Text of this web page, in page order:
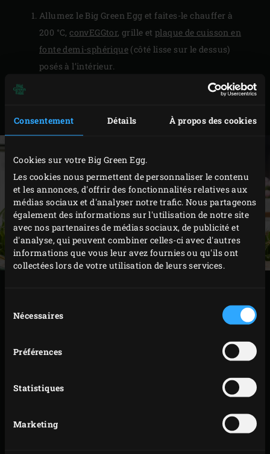
Consentement Détails À propos des cookies
Cookies sur votre Big Green Egg.
Les cookies nous permettent de personnaliser le contenu
et les annonces, d'offrir des fonctionnalités relatives aux
médias sociaux et d'analyser notre trafic. Nous partageons
également des informations sur l'utilisation de notre site
avec nos partenaires de médias sociaux, de publicité et
d'analyse, qui peuvent combiner celles-ci avec d'autres
informations que vous leur avez fournies ou qu'ils ont
collectées lors de votre utilisation de leurs services.
duNécessaires
Préférences
Statistiques
Marketing
Allumez le Big Green Egg et faites-le chauffer à
200 °C,convEGGtor, grille et plaque de cuisson en
fonte demi-sphérique (côté lisse sur le dessus)
posés à l’intérieur.
Coupez le tempeh en petites tranches d’environ
1 cm d’épaisseur. Saupoudrez-les de chaque côté de
curry et salez-les à convenance.
Faites chauffer l’huile d’olive sur la plaque de
cuisson. Posez les tranches de tempeh et rabattez le
couvercle de l’EGG. Faites cuire 6 minutes environ.
6 minutes supplémentaires.
sauce ketjap à convenance et salez un petit peu plus